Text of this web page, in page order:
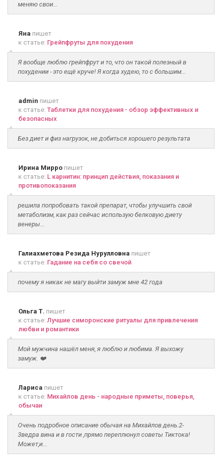
меняю свои...
Яна пишет
к статье: Грейпфруты для похудения
Я вообще люблю грейпфрут и то, что он такой полезный в
похудении - это ещё круче! Я когда худею, то с большим...
admin пишет
к статье: Таблетки для похудения - обзор эффективных и
безопасных
Без диет и физ нагрузок, не добиться хорошего результата
Ирина Мирро пишет
к статье: L карнитин: принцип действия, показания и
противопоказания
решила попробовать такой препарат, чтобы улучшить свой
метаболизм, как раз сейчас использую белковую диету
венеры...
Галиахметова Резида Нурулловна пишет
к статье: Гадание на себя со свечой
почему я никак не магу выйти замуж мне 42 года
Ольга Т. пишет
к статье: Лучшие симоронские ритуалы для привлечения
любви и романтики
Мой мужчина нашёл меня, я люблю и любима. Я выхожу
замуж. ❤️
Лариса пишет
к статье: Михайлов день - народные приметы, поверья,
обычаи
Очень подробное описание обычая на Михайлов день.2-
3ведра вина и в гости ,прямо переплюнул советы Тиктока!
Может,и...